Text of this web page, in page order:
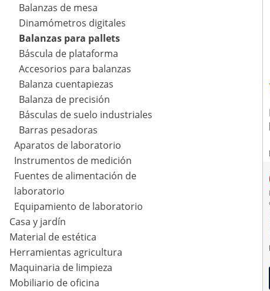
Balanzas de mesa
Dinamómetros digitales
Balanzas para pallets
Báscula de plataforma
Accesorios para balanzas
Balanza cuentapiezas
Balanza de precisión
Básculas de suelo industriales
Barras pesadoras
Aparatos de laboratorio
Instrumentos de medición
Fuentes de alimentación de
laboratorio
Equipamiento de laboratorio
Casa y jardín
Material de estética
Herramientas agricultura
Maquinaria de limpieza
Mobiliario de oficina